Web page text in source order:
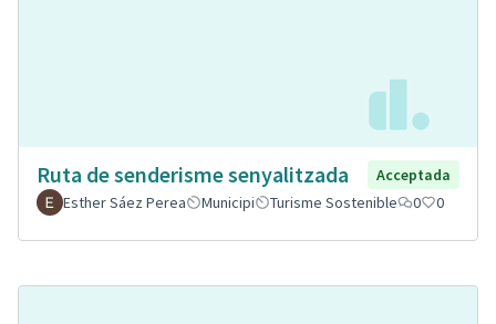
Ruta de senderisme senyalitzada
Acceptada
Esther Sáez Perea
Municipi Turisme Sostenible 0 0